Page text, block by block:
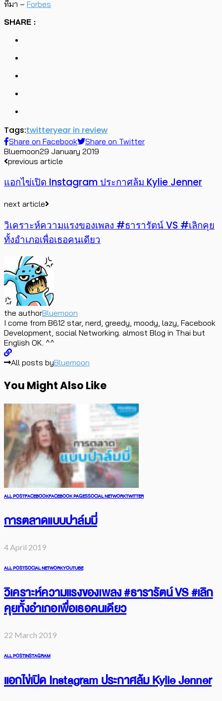
ที่มา – Forbes
SHARE :
Tags:twitteryear in review
Share on Facebook
Share on Twitter
Bluemoon29 January 2019
previous article
แอกไข่เปิด Instagram ประกาศล้ม Kylie Jenner
next article
วิเคราะห์ความแรงของเพลง #ธารารัตน์ VS #เลิกคุย
ทั้งอำเภอเพื่อเธอคนเดียว
the authorBluemoon
I come from B612 star, nerd, greedy, moody, lazy, Facebook
Development, social Networking. almost Blog in Thai but
English OK. ^^
All posts byBluemoon
You Might Also Like
ALL POSTFACEBOOKFACEBOOK PAGESSOCIAL NETWORKTWITTER
การตลาดแบบปาล์มมี่
4 April 2019
ALL POSTSOCIAL NETWORKYOUTUBE
วิเคราะห์ความแรงของเพลง #ธารารัตน์ VS #เลิก
คุยทั้งอำเภอเพื่อเธอคนเดียว
22 March 2019
ALL POSTINSTAGRAM
แอกไข่เปิด Instagram ประกาศล้ม Kylie Jenner